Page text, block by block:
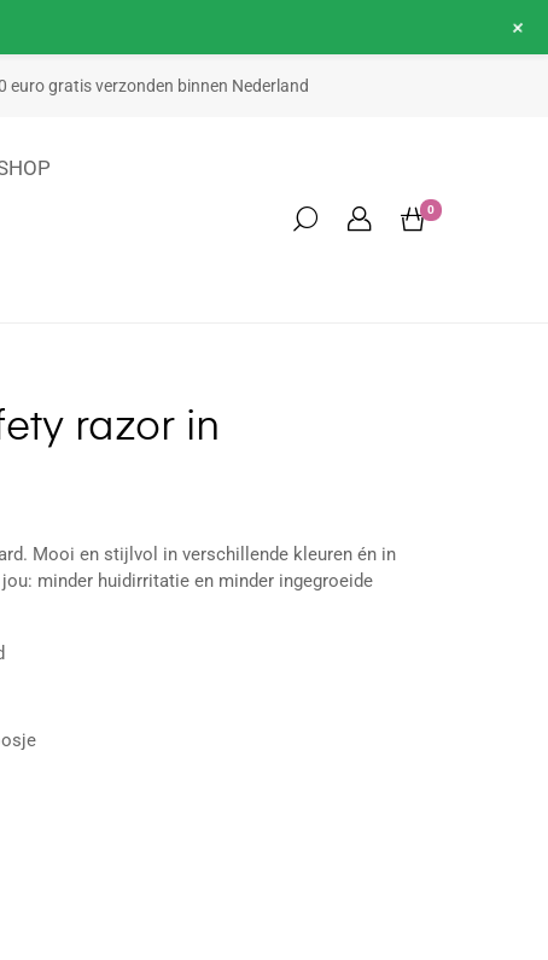
euro gratis verzonden binnen Nederland
0
razor in
Mooi en stijlvol in verschillende kleuren én in
minder huidirritatie en minder ingegroeide
+